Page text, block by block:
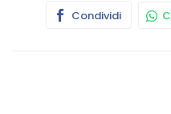
Condividi